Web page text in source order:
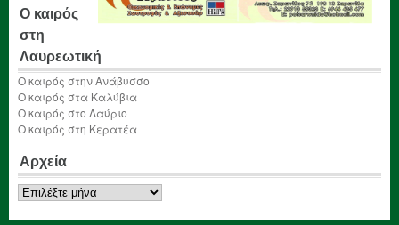
Ο καιρός
στη
Λαυρεωτική
Ο καιρός στην Ανάβυσσο
Ο καιρός στα Καλύβια
Ο καιρός στο Λαύριο
Ο καιρός στη Κερατέα
Αρχεία
Αρχεία